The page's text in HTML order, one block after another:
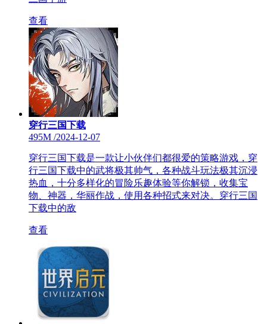
查看
穿行三国下载
495M /2024-12-07
穿行三国下载是一款让小伙伴们都很爱的策略游戏，穿
行三国下载中的武将极其帅气，各种战斗玩法极其沉浸
热血，十分多样化的冒险乐趣体验等你解锁，收集宝
物、神器，华丽作战，使用各种招式来对决。穿行三国
下载中的敌
查看